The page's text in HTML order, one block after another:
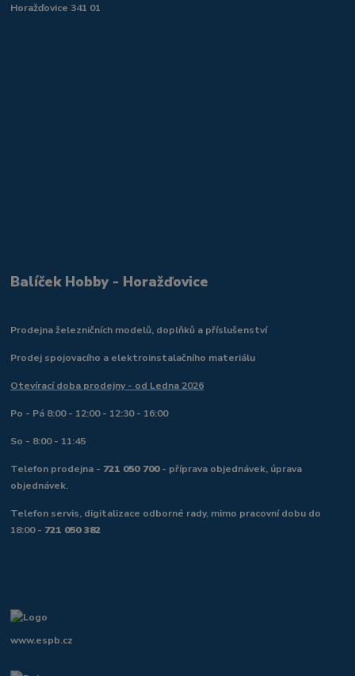
Horažďovice 341 01
Balíček Hobby - Horažďovice
Prodejna železničních modelů, doplňků a příslušenství
Prodej spojovacího a elektroinstalačního materiálu
Otevírací doba prodejny - od Ledna 2026
Po - Pá 8:00 - 12:00 - 12:30 - 16:00
So - 8:00 - 11:45
Telefon prodejna - 721 050 700- příprava objednávek, úprava
objednávek.
Telefon servis, digitalizace odborné rady, mimo pracovní dobu do
18:00 - 721 050 382
www.espb.cz